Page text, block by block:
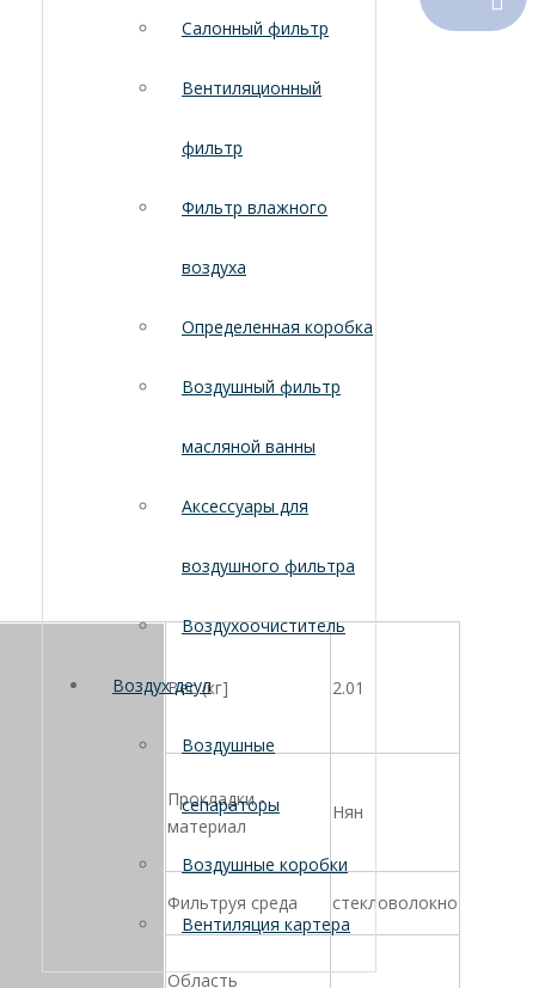
Вес (кг] 2.01
Прокладки -
материал
Нян
Фильтруя среда стекловолокно
Область
Салонный фильтр
Вентиляционный
фильтр
Фильтр влажного
воздуха
Определенная коробка
Воздушный фильтр
масляной ванны
Аксессуары для
воздушного фильтра
Воздухоочиститель
Воздух деул
Воздушные
сепараторы
Воздушные коробки
Вентиляция картера